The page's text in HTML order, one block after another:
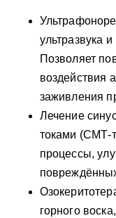
ультразвука
Позволяет
воздействия
заживления
Лечение
токами (СМТ-
процессы,
горного